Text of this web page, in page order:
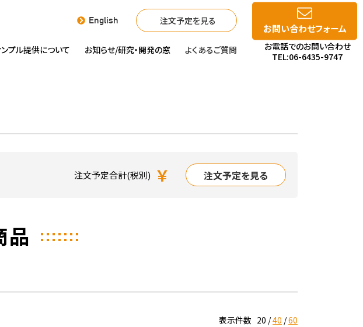
English 注文予定を見る
プル提供について お知らせ/研究・開発の窓 よくあるご質問
お問い合わせフォーム
お電話でのお問い合わせ
TEL:06-6435-9747
注文予定合計(税別) ￥ 注文予定を見る
品
表示件数 20 40 60